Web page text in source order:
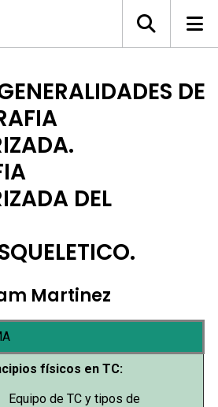
DE
DEL
Martinez
físicos en TC:
Equipo de TC y tipos de